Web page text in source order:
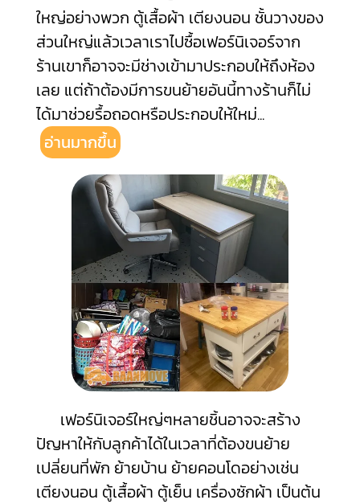
ใหญ่อย่างพวก ตู้เสื้อผ้า เตียงนอน ชั้นวางของ
ส่วนใหญ่แล้วเวลาเราไปซื้อเฟอร์นิเจอร์จาก
ร้านเขาก็อาจจะมีช่างเข้ามาประกอบให้ถึงห้อง
เลย แต่ถ้าต้องมีการขนย้ายอันนี้ทางร้านก็ไม่
ได้มาช่วยรื้อถอดหรือประกอบให้ใหม่...
อ่านมากขึ้น
เฟอร์นิเจอร์ใหญ่ๆหลายชิ้นอาจจะสร้าง
ปัญหาให้กับลูกค้าได้ในเวลาที่ต้องขนย้าย
เปลี่ยนที่พัก ย้ายบ้าน ย้ายคอนโดอย่างเช่น
เตียงนอน ตู้เสื้อผ้า ตู้เย็น เครื่องซักผ้า เป็นต้น